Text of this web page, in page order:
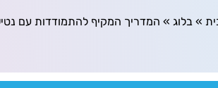
»בלוג » המדריך המקיף להתמודדות עם